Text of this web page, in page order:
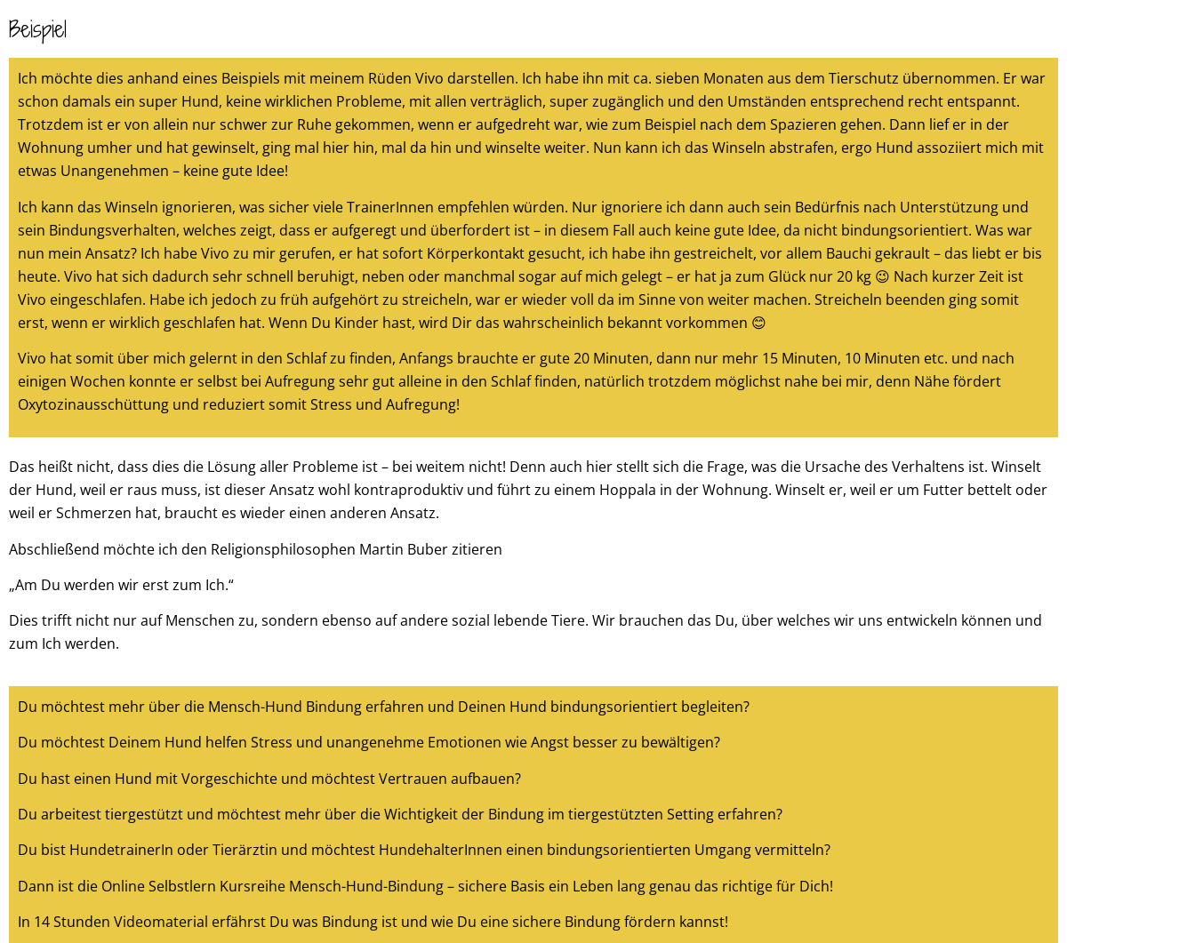
Beispiel
Ich möchte dies anhand eines Beispiels mit meinem Rüden Vivo darstellen. Ich habe ihn mit ca. sieben Monaten aus dem Tierschutz übernommen. Er war
schon damals ein super Hund, keine wirklichen Probleme, mit allen verträglich, super zugänglich und den Umständen entsprechend recht entspannt.
Trotzdem ist er von allein nur schwer zur Ruhe gekommen, wenn er aufgedreht war, wie zum Beispiel nach dem Spazieren gehen. Dann lief er in der
Wohnung umher und hat gewinselt, ging mal hier hin, mal da hin und winselte weiter. Nun kann ich das Winseln abstrafen, ergo Hund assoziiert mich mit
etwas Unangenehmen – keine gute Idee!
Ich kann das Winseln ignorieren, was sicher viele TrainerInnen empfehlen würden. Nur ignoriere ich dann auch sein Bedürfnis nach Unterstützung und
sein Bindungsverhalten, welches zeigt, dass er aufgeregt und überfordert ist – in diesem Fall auch keine gute Idee, da nicht bindungsorientiert. Was war
nun mein Ansatz? Ich habe Vivo zu mir gerufen, er hat sofort Körperkontakt gesucht, ich habe ihn gestreichelt, vor allem Bauchi gekrault – das liebt er bis
heute. Vivo hat sich dadurch sehr schnell beruhigt, neben oder manchmal sogar auf mich gelegt – er hat ja zum Glück nur 20 kg 😉 Nach kurzer Zeit ist
Vivo eingeschlafen. Habe ich jedoch zu früh aufgehört zu streicheln, war er wieder voll da im Sinne von weiter machen. Streicheln beenden ging somit
erst, wenn er wirklich geschlafen hat. Wenn Du Kinder hast, wird Dir das wahrscheinlich bekannt vorkommen 😊
Vivo hat somit über mich gelernt in den Schlaf zu finden, Anfangs brauchte er gute 20 Minuten, dann nur mehr 15 Minuten, 10 Minuten etc. und nach
einigen Wochen konnte er selbst bei Aufregung sehr gut alleine in den Schlaf finden, natürlich trotzdem möglichst nahe bei mir, denn Nähe fördert
Oxytozinausschüttung und reduziert somit Stress und Aufregung!
Das heißt nicht, dass dies die Lösung aller Probleme ist – bei weitem nicht! Denn auch hier stellt sich die Frage, was die Ursache des Verhaltens ist. Winselt
der Hund, weil er raus muss, ist dieser Ansatz wohl kontraproduktiv und führt zu einem Hoppala in der Wohnung. Winselt er, weil er um Futter bettelt oder
weil er Schmerzen hat, braucht es wieder einen anderen Ansatz.
Abschließend möchte ich den Religionsphilosophen Martin Buber zitieren
„Am Du werden wir erst zum Ich.“
Dies trifft nicht nur auf Menschen zu, sondern ebenso auf andere sozial lebende Tiere. Wir brauchen das Du, über welches wir uns entwickeln können und
zum Ich werden.
Du möchtest mehr über die Mensch-Hund Bindung erfahren und Deinen Hund bindungsorientiert begleiten?
Du möchtest Deinem Hund helfen Stress und unangenehme Emotionen wie Angst besser zu bewältigen?
Du hast einen Hund mit Vorgeschichte und möchtest Vertrauen aufbauen?
Du arbeitest tiergestützt und möchtest mehr über die Wichtigkeit der Bindung im tiergestützten Setting erfahren?
Du bist HundetrainerIn oder Tierärztin und möchtest HundehalterInnen einen bindungsorientierten Umgang vermitteln?
Dann ist die Online Selbstlern Kursreihe Mensch-Hund-Bindung – sichere Basis ein Leben lang genau das richtige für Dich!
In 14 Stunden Videomaterial erfährst Du was Bindung ist und wie Du eine sichere Bindung fördern kannst!